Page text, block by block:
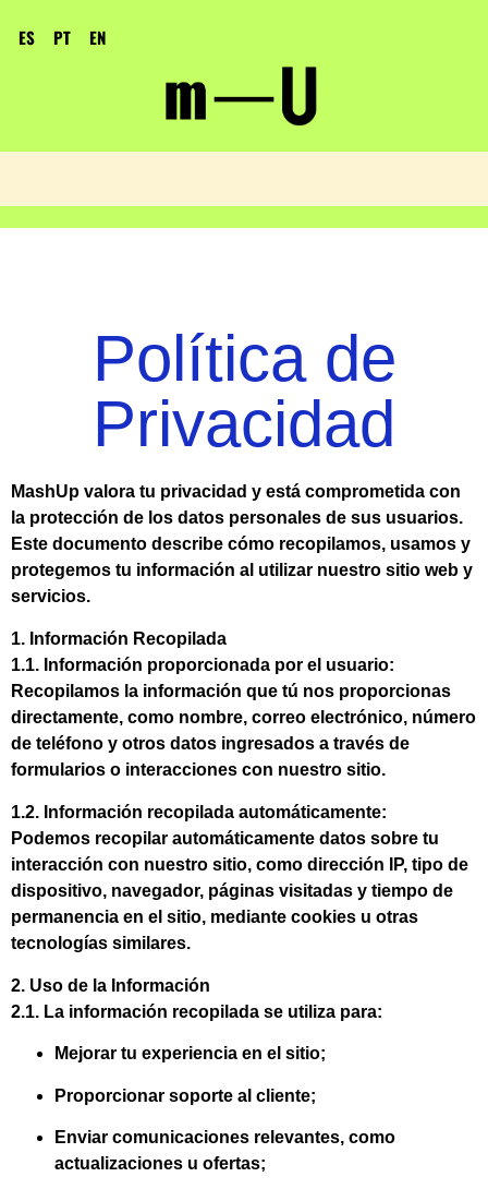
ES PT EN
Política de
Privacidad
MashUp valora tu privacidad y está comprometida con
la protección de los datos personales de sus usuarios.
Este documento describe cómo recopilamos, usamos y
protegemos tu información al utilizar nuestro sitio web y
servicios.
1. Información Recopilada
1.1. Información proporcionada por el usuario:
Recopilamos la información que tú nos proporcionas
directamente, como nombre, correo electrónico, número
de teléfono y otros datos ingresados a través de
formularios o interacciones con nuestro sitio.
1.2. Información recopilada automáticamente:
Podemos recopilar automáticamente datos sobre tu
interacción con nuestro sitio, como dirección IP, tipo de
dispositivo, navegador, páginas visitadas y tiempo de
permanencia en el sitio, mediante cookies u otras
tecnologías similares.
2. Uso de la Información
2.1. La información recopilada se utiliza para:
Mejorar tu experiencia en el sitio;
Proporcionar soporte al cliente;
Enviar comunicaciones relevantes, como
actualizaciones u ofertas;